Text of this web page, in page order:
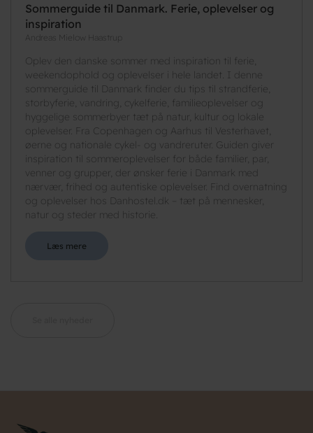
Sommerguide til Danmark. Ferie, oplevelser og
inspiration
Andreas Mielow Haastrup
Oplev den danske sommer med inspiration til ferie,
weekendophold og oplevelser i hele landet. I denne
sommerguide til Danmark finder du tips til strandferie,
storbyferie, vandring, cykelferie, familieoplevelser og
hyggelige sommerbyer tæt på natur, kultur og lokale
oplevelser. Fra Copenhagen og Aarhus til Vesterhavet,
øerne og nationale cykel- og vandreruter. Guiden giver
inspiration til sommeroplevelser for både familier, par,
venner og grupper, der ønsker ferie i Danmark med
nærvær, frihed og autentiske oplevelser. Find overnatning
og oplevelser hos Danhostel.dk – tæt på mennesker,
natur og steder med historie.
Læs mere